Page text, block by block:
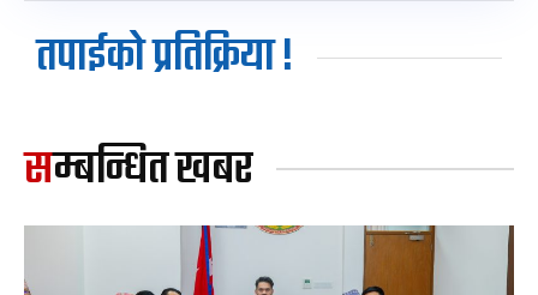
तपाईको प्रतिक्रिया !
सम्बन्धित खबर